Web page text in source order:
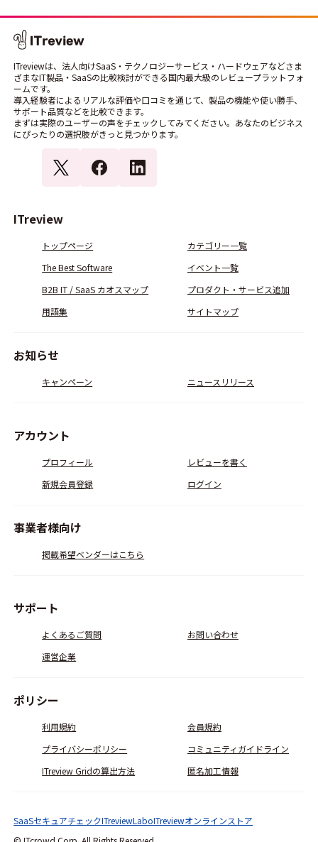
ITreviewは、法人向けSaaS・テクノロジーサービス・ハードウェアなどさま
ざまなIT製品・SaaSの比較検討ができる国内最大級のレビュープラットフォ
ームです。
導入経験者によるリアルな評価や口コミを通じて、製品の機能や使い勝手、
サポート品質などを比較できます。
まずは実際のユーザーの声をチェックしてみてください。あなたのビジネス
にぴったりの選択肢がきっと見つかります。
ITreview
トップページ
カテゴリー一覧
The Best Software
イベント一覧
B2B IT / SaaS カオスマップ
プロダクト・サービス追加
用語集
サイトマップ
お知らせ
キャンペーン ニュースリリース
アカウント
プロフィール
レビューを書く
新規会員登録
ログイン
事業者様向け
掲載希望ベンダーはこちら
サポート
よくあるご質問
お問い合わせ
運営企業
ポリシー
利用規約
会員規約
プライバシーポリシー
コミュニティガイドライン
ITreview Gridの算出方法
匿名加工情報
SaaSセキュアチェックITreviewLaboITreviewオンラインストア